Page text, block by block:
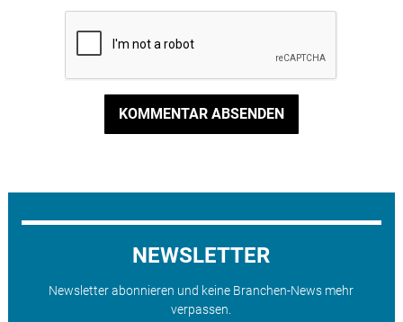
KOMMENTAR ABSENDEN
NEWSLETTER
Newsletter abonnieren und keine Branchen-News mehr
verpassen.